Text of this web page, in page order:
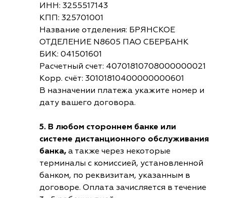
ИНН: 3255517143
КПП: 325701001
Название отделения: БРЯНСКОЕ
ОТДЕЛЕНИЕ N8605 ПАО СБЕРБАНК
БИК: 041501601
Расчетный счет: 40701810708000000021
Корр. счёт: 30101810400000000601
В назначении платежа укажите номер и
дату вашего договора.
5. В любом стороннем банке или
системе дистанционного обслуживания
банка, а также через некоторые
терминалы с комиссией, установленной
банком, по реквизитам, указанным в
договоре. Оплата зачисляется в течение